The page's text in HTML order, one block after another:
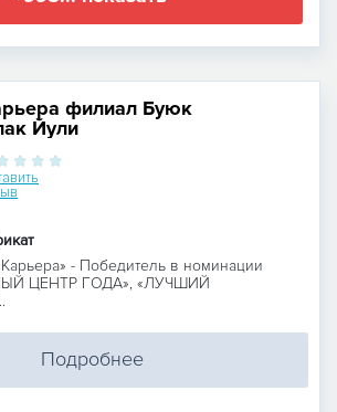
филиал Буюк
Йули
- Победитель в номинации
ЦЕНТР ГОДА», «ЛУЧШИЙ
Подробнее